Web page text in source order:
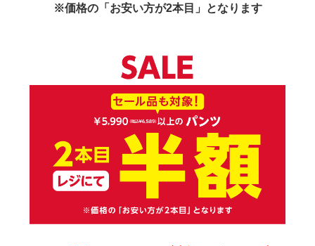
※価格の「お安い方が2本目」となります